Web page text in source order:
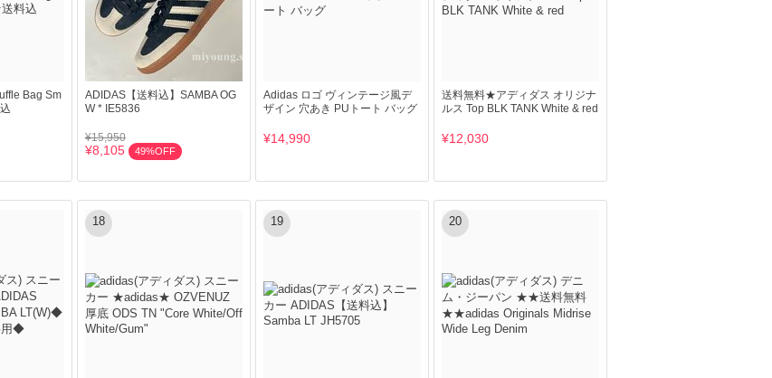
Bag Sm
ADIDAS【送料込】SAMBA OG
W * IE5836
¥15,950
¥8,105 49%OFF
Adidas ロゴ ヴィンテージ風デ
ザイン 穴あき PUトート バッグ
¥14,990
送料無料★アディダス オリジナ
ルス Top BLK TANK White & red
¥12,030
18 19 20